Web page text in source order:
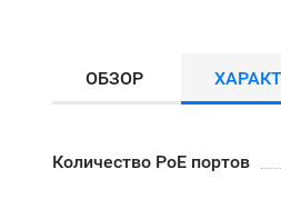
ОБЗОР
Количество PoE портов